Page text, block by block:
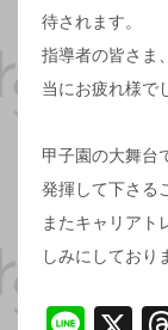
待されます。
指導者の皆さま
当にお疲れ様で
甲子園の大舞台
発揮して下さる
またキャリアト
しみにしており